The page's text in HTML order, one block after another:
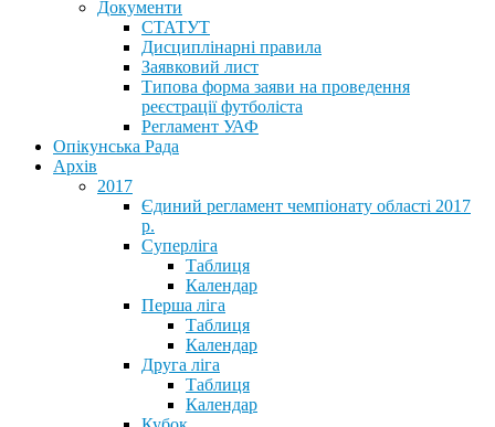
Документи
СТАТУТ
Дисциплінарні правила
Заявковий лист
Типова форма заяви на проведення
реєстрації футболіста
Регламент УАФ
Опікунська Рада
Архів
2017
Єдиний регламент чемпіонату області 2017
р.
Суперліга
Таблиця
Календар
Перша ліга
Таблиця
Календар
Друга ліга
Таблиця
Календар